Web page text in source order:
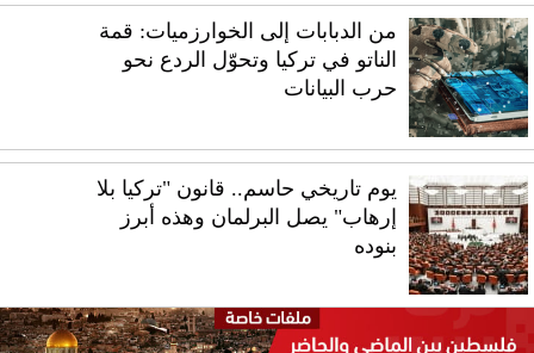
من الدبابات إلى الخوارزميات: قمة
الناتو في تركيا وتحوّل الردع نحو
حرب البيانات
يوم تاريخي حاسم.. قانون "تركيا بلا
إرهاب" يصل البرلمان وهذه أبرز
بنوده